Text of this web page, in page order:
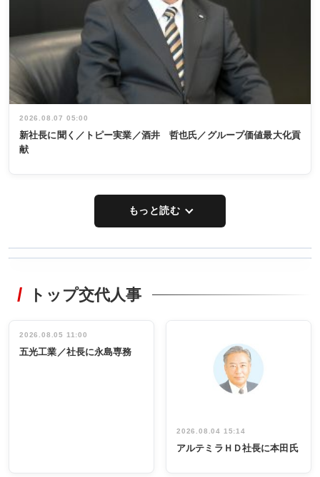
2026.08.07 05:00
新社長に聞く／トピー実業／酒井 哲也氏／グループ価値最大化貢
献
もっと読む
非鉄業界で
インタビュ
ー／社内ア
タックトレー
祝う 業界関
係者ら220人
出席
トップ交代人事
2026.08.05 11:00
五光工業／社長に永島専務
2026.08.04 15:14
アルテミラＨＤ社長に本田氏